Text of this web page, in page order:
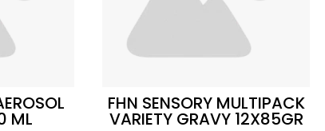
ML
FHN SENSORY MULTIPACK
VARIETY GRAVY 12X85GR